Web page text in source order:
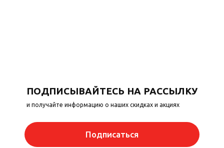
ПОДПИСЫВАЙТЕСЬ НА РАССЫЛКУ
и получайте информацию о наших скидках и акциях
Подписаться